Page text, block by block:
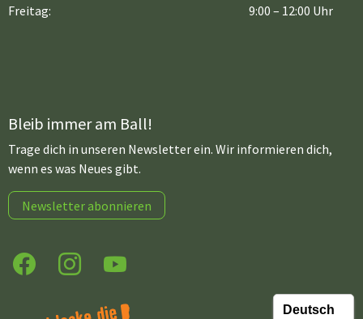
Freitag:
9:00 – 12:00 Uhr
Bleib immer am Ball!
Trage dich in unseren Newsletter ein. Wir informieren dich,
wenn es was Neues gibt.
Newsletter abonnieren